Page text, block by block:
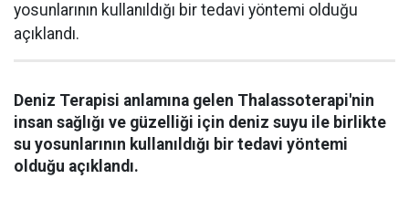
yosunlarının kullanıldığı bir tedavi yöntemi olduğu
açıklandı.
Deniz Terapisi anlamına gelen Thalassoterapi'nin
insan sağlığı ve güzelliği için deniz suyu ile birlikte
su yosunlarının kullanıldığı bir tedavi yöntemi
olduğu açıklandı.